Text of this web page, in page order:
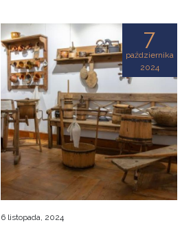
7
października
2024
6 listopada, 2024